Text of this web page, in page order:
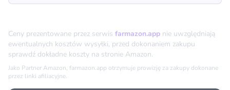
Ceny prezentowane przez serwis farmazon.app nie uwzględniają
ewentualnych kosztów wysyłki, przed dokonaniem zakupu
sprawdź dokładne koszty na stronie Amazon.
Jako Partner Amazon, farmazon.app otrzymuje prowizję za zakupy dokonane
przez linki afiliacyjne.